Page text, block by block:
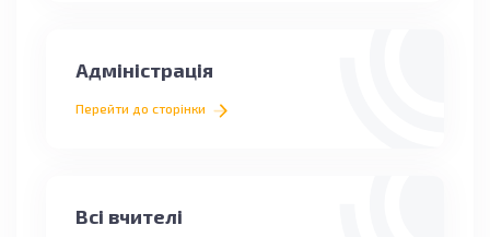
Адміністрація
Перейти до сторінки
Всі вчителі